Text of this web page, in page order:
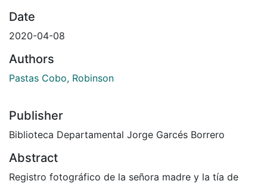
Date
2020-04-08
Authors
Pastas Cobo, Robinson
Publisher
Biblioteca Departamental Jorge Garcés Borrero
Abstract
Registro fotográfico de la señora madre y la tía de